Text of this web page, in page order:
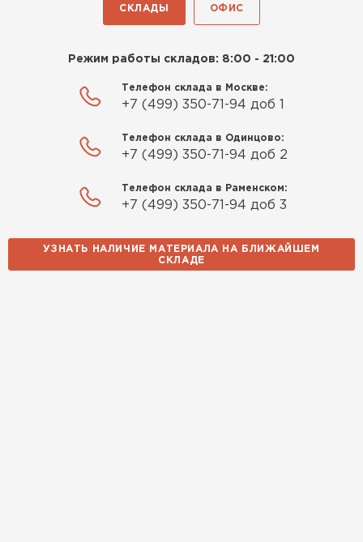
СКЛАДЫ ОФИС
Режим работы складов: 8:00 - 21:00
Телефон склада в Москве:
+7 (499) 350-71-94 доб 1
Телефон склада в Одинцово:
+7 (499) 350-71-94 доб 2
Телефон склада в Раменском:
+7 (499) 350-71-94 доб 3
УЗНАТЬ НАЛИЧИЕ МАТЕРИАЛА НА БЛИЖАЙШЕМ
СКЛАДЕ